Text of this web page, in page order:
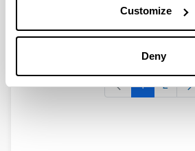
Customize
Deny
Dairy Sustainability Framework
Productos lácteos y cárnicos,
Page
1 Page
2